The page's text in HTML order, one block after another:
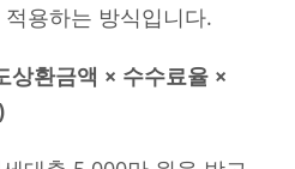
용하는 방식입니다.
상환금액 × 수수료율 ×